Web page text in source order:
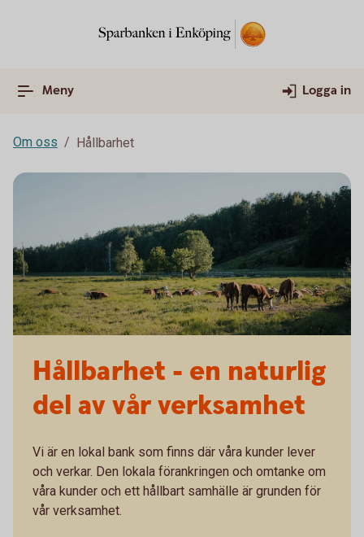
Meny Logga in
Om oss Hållbarhet
Hållbarhet - en naturlig
del av vår verksamhet
Vi är en lokal bank som finns där våra kunder lever
och verkar. Den lokala förankringen och omtanke om
våra kunder och ett hållbart samhälle är grunden för
vår verksamhet.